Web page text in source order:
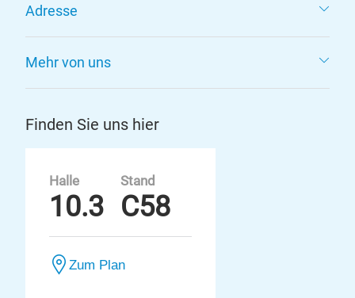
Adresse
Mehr von uns
Finden Sie uns hier
Halle
10.3
Stand
C58
Zum Plan